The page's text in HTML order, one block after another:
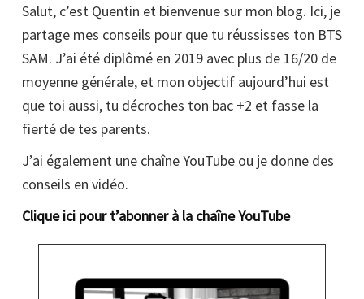
Salut, c’est Quentin et bienvenue sur mon blog. Ici, je
partage mes conseils pour que tu réussisses ton BTS
SAM. J’ai été diplômé en 2019 avec plus de 16/20 de
moyenne générale, et mon objectif aujourd’hui est
que toi aussi, tu décroches ton bac +2 et fasse la
fierté de tes parents.
J’ai également une chaîne YouTube ou je donne des
conseils en vidéo.
Clique ici pour t’abonner à la chaîne YouTube